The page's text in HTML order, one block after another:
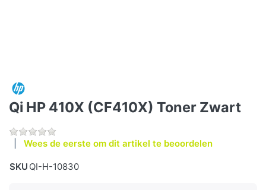
Qi HP 410X (CF410X) Toner Zwart
Wees de eerste om dit artikel te beoordelen
SKU QI-H-10830